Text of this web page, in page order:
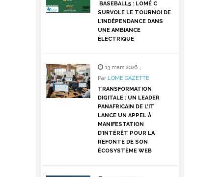
BASEBALL5 : LOMÉ C
SURVOLE LE TOURNOI DE
L’INDÉPENDANCE DANS
UNE AMBIANCE
ÉLECTRIQUE
13 mars 2026 ,
Par LOME GAZETTE
TRANSFORMATION
DIGITALE : UN LEADER
PANAFRICAIN DE L’IT
LANCE UN APPEL À
MANIFESTATION
D’INTÉRÊT POUR LA
REFONTE DE SON
ÉCOSYSTÈME WEB